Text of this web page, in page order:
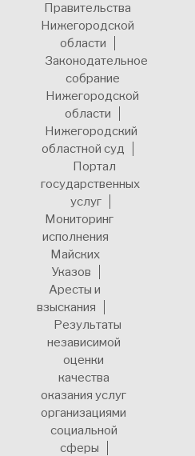
Правительства
Нижегородской
области
Законодательное
собрание
Нижегородской
области
Нижегородский
областной суд
Портал
государственных
услуг
Мониторинг
исполнения
Майских
Указов
Аресты и
взыскания
Результаты
независимой
оценки
качества
оказания услуг
организациями
социальной
сферы